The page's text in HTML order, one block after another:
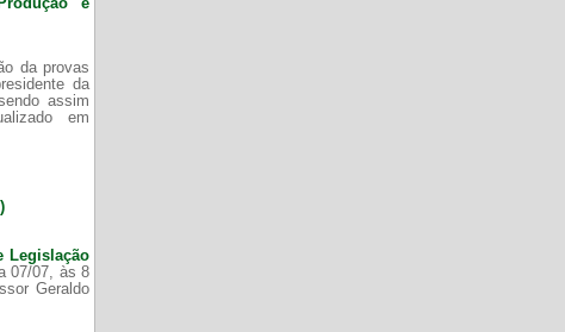
da provas
da
assim
em
Legislação
07/07, às 8
Geraldo